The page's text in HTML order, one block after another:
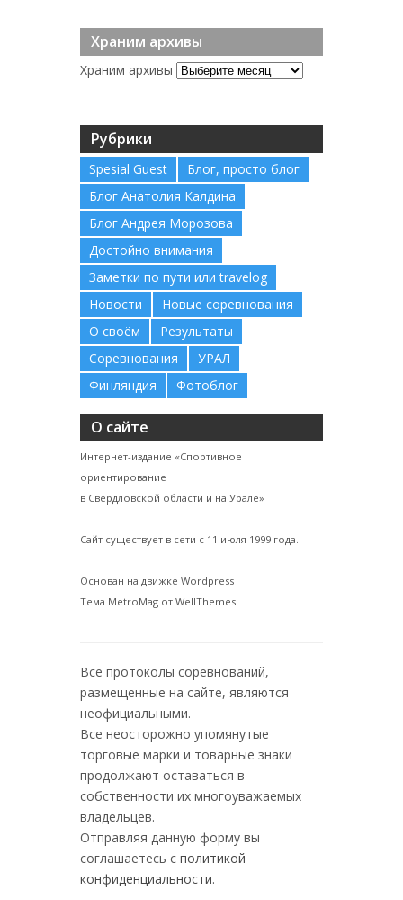
Храним архивы
Храним архивы
Рубрики
Spesial Guest
Блог, просто блог
Блог Анатолия Калдина
Блог Андрея Морозова
Достойно внимания
Заметки по пути или travelog
Новости
Новые соревнования
О своём
Результаты
Соревнования
УРАЛ
Финляндия
Фотоблог
О сайте
Интернет-издание «Спортивное
ориентирование
в Свердловской области и на Урале»
Сайт существует в сети с 11 июля 1999 года.
Основан на движке Wordpress
Тема MetroMag от WellThemes
Все протоколы соревнований,
размещенные на сайте, являются
неофициальными.
Все неосторожно упомянутые
торговые марки и товарные знаки
продолжают оставаться в
собственности их многоуважаемых
владельцев.
Отправляя данную форму вы
соглашаетесь с политикой
конфиденциальности.